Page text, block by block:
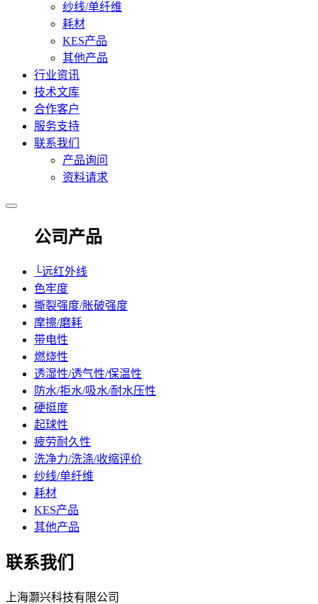
纱线/单纤维
耗材
KES产品
其他产品
行业资讯
技术文库
合作客户
服务支持
联系我们
产品询问
资料请求
公司产品
└远红外线
色牢度
撕裂强度/胀破强度
摩擦/磨耗
带电性
燃烧性
透湿性/透气性/保温性
防水/拒水/吸水/耐水压性
硬挺度
起球性
疲劳耐久性
洗净力/洗涤/收缩评价
纱线/单纤维
耗材
KES产品
其他产品
联系我们
上海灏兴科技有限公司